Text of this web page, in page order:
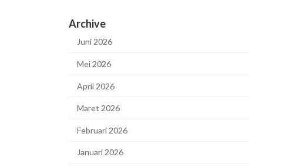
Archive
Juni 2026
Mei 2026
April 2026
Maret 2026
Februari 2026
Januari 2026